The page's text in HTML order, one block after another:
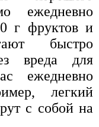
ежедневно
г фруктов и
быстро
вреда для
ежедневно
легкий
с собой на